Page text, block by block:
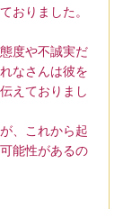
おりました。
度や不誠実だ
なさんは彼を
えておりまし
、これから起
能性があるの